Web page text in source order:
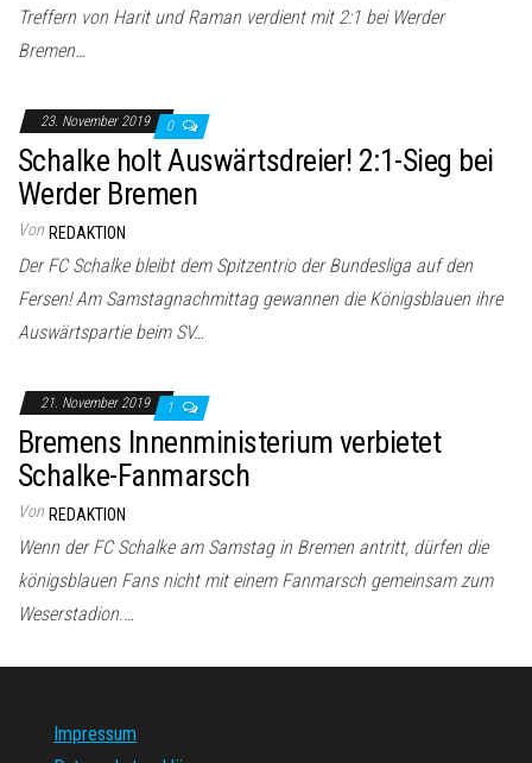
Treffern von Harit und Raman verdient mit 2:1 bei Werder
Bremen…
23. November 2019 0
Schalke holt Auswärtsdreier! 2:1-Sieg bei
Werder Bremen
Von REDAKTION
Der FC Schalke bleibt dem Spitzentrio der Bundesliga auf den
Fersen! Am Samstagnachmittag gewannen die Königsblauen ihre
Auswärtspartie beim SV…
21. November 2019 1
Bremens Innenministerium verbietet
Schalke-Fanmarsch
Von REDAKTION
Wenn der FC Schalke am Samstag in Bremen antritt, dürfen die
königsblauen Fans nicht mit einem Fanmarsch gemeinsam zum
Weserstadion.…
Impressum